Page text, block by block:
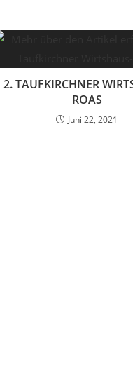
2. TAUFKIRCHNER
ROAS
Juni 22, 2021